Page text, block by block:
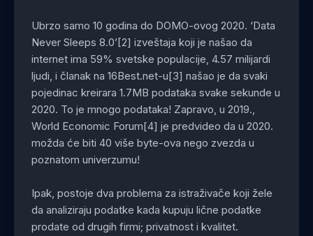
Ubrzo samo 10 godina do DOMO-ovog 2020. ‘Data
Never Sleeps 8.0’[2] izveštaja koji je našao da
internet ima 59% svetske populacije, 4.57 milijardi
ljudi, i članak na 16Best.net-u[3] našao je da svaki
pojedinac kreirara 1.7MB podataka svake sekunde u
2020. To je mnogo podataka! Zapravo, u 2019.,
World Economic Forum[4] je predvideo da u 2020.
možda će biti 40 više byte-ova nego zvezda u
poznatom univerzumu!
Ipak, postoje dva problema za istraživače koji žele
da analiziraju podatke kada kupuju lične podatke
prodate od drugih firmi; privatnost i kvalitet.